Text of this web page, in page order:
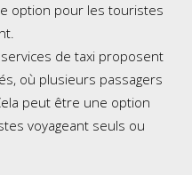
option pour les touristes
de taxi proposent
où plusieurs passagers
peut être une option
voyageant seuls ou